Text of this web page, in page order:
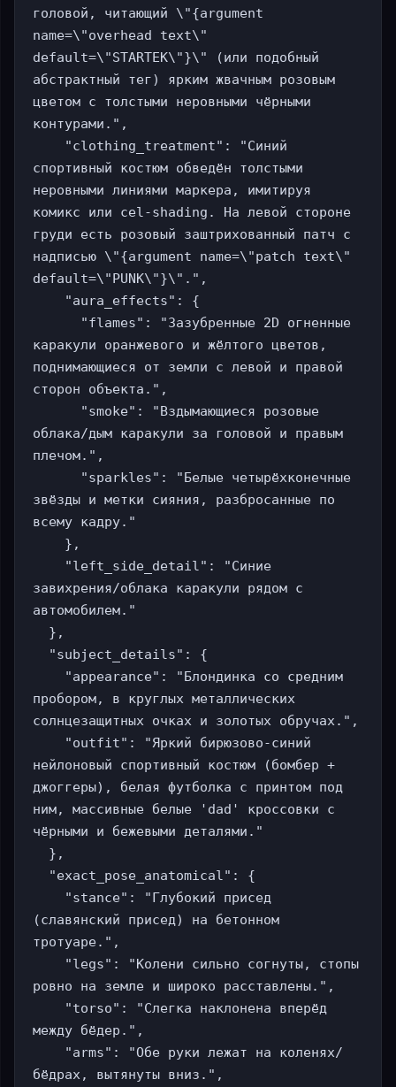
головой, читающий \"{argument
name=\"overhead text\"
default=\"STARTEK\"}\" (или подобный
абстрактный тег) ярким жвачным розовым
цветом с толстыми неровными чёрными
контурами.",
спортивный костюм обведён толстыми
неровными линиями маркера, имитируя
комикс или cel-shading. На левой стороне
груди есть розовый заштрихованный патч с
надписью \"{argument name=\"patch text\"
default=\"PUNK\"}\".",
каракули оранжевого и жёлтого цветов,
поднимающиеся от земли с левой и правой
сторон объекта.",
облака/дым каракули за головой и правым
плечом.",
звёзды и метки сияния, разбросанные по
всему кадру."
завихрения/облака каракули рядом с
автомобилем."
пробором, в круглых металлических
солнцезащитных очках и золотых обручах.",
нейлоновый спортивный костюм (бомбер +
джоггеры), белая футболка с принтом под
ним, массивные белые 'dad' кроссовки с
чёрными и бежевыми деталями."
(славянский присед) на бетонном
тротуаре.",
ровно на земле и широко расставлены.",
между бёдер.",
бёдрах, вытянуты вниз.",